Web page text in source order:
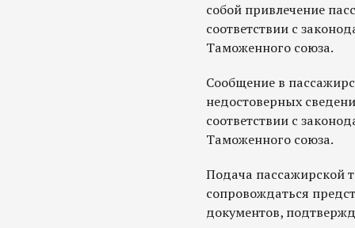
собой привлечение
соответствии с
Таможенного союза.
Сообщение в
недостоверных
соответствии с
Таможенного союза.
Подача пассажирской
сопровождаться
документов,